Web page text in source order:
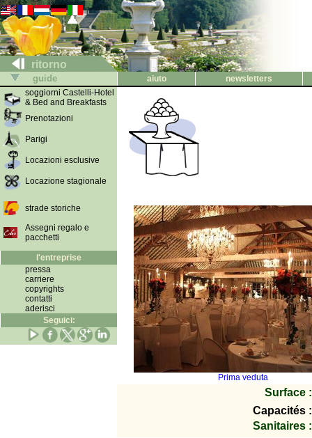
ritorno
guide aiuto
newsletters
soggiorni Castelli-Hotel
& Bed and Breakfasts
Prenotazioni
Parigi
Locazioni esclusive
Locazione stagionale
strade storiche
Assegni regalo e
pacchetti
l'entreprise
pressa
carriere
copyrights
contatti
aderisci
Seguici:
Prima veduta
Surface :
Capacités :
Sanitaires :